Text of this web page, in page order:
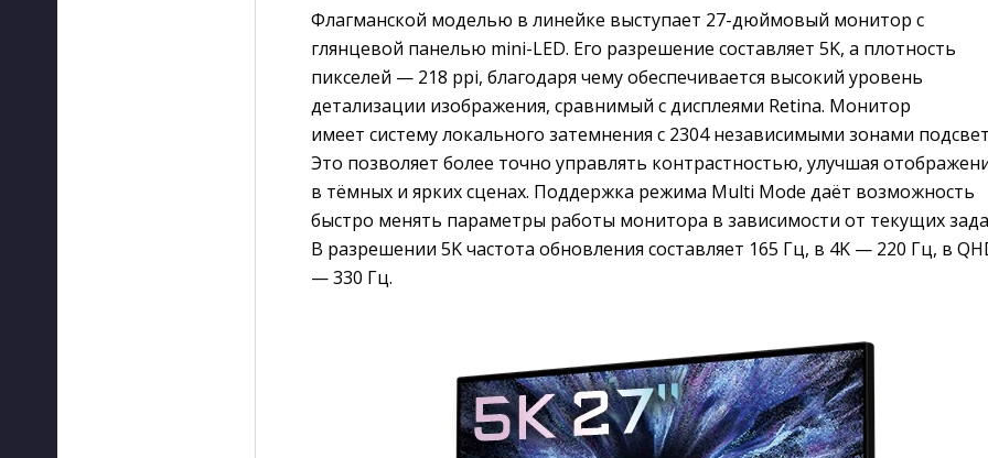
Флагманской моделью в линейке выступает 27-дюймовый монитор с
глянцевой панелью mini-LED. Его разрешение составляет 5K, а плотность
пикселей — 218 ppi, благодаря чему обеспечивается высокий уровень
детализации изображения, сравнимый с дисплеями Retina. Монитор
имеет систему локального затемнения с 2304 независимыми зонами
Это позволяет более точно управлять контрастностью, улучшая
в тёмных и ярких сценах. Поддержка режима Multi Mode даёт возможность
быстро менять параметры работы монитора в зависимости от текущих
В разрешении 5K частота обновления составляет 165 Гц, в 4K — 220 Гц, в
— 330 Гц.